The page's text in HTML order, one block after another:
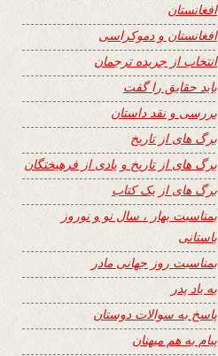
افغانستان
افغانستان و دموکراسی
انتخاب از جریده ترجمان
باید حقایق را گفت
بررسی و نقد داستان
برگ های از تاریخ
برگ های از تاریخ و یادی از فرهیختگان
برگ های از یک کتاب
بمناسبت بهار ، سال نو و نوروز
باستانی
بمناسبت روز جهانی مادر
به یاد پدر
پاسخ به سوالات دوستان
پیام به هم میهنان